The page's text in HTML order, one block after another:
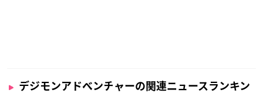
デジモンアドベンチャーの関連ニュースランキン